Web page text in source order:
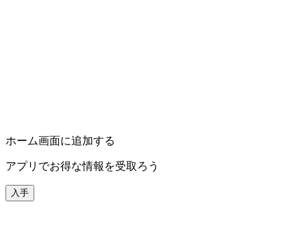
ホーム画面に追加する
アプリでお得な情報を受取ろう
入手